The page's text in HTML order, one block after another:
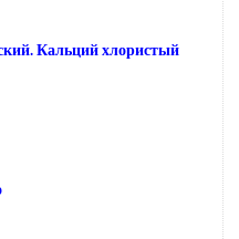
Кальций хлористый